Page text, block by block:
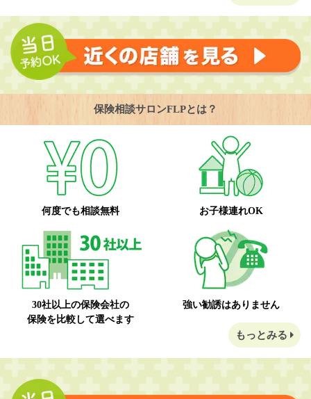
保険相談サロンFLPとは？
何度でも相談無料 お子様連れOK
30社以上の保険会社の
保険を比較して選べます
強い勧誘はありません
もっとみる